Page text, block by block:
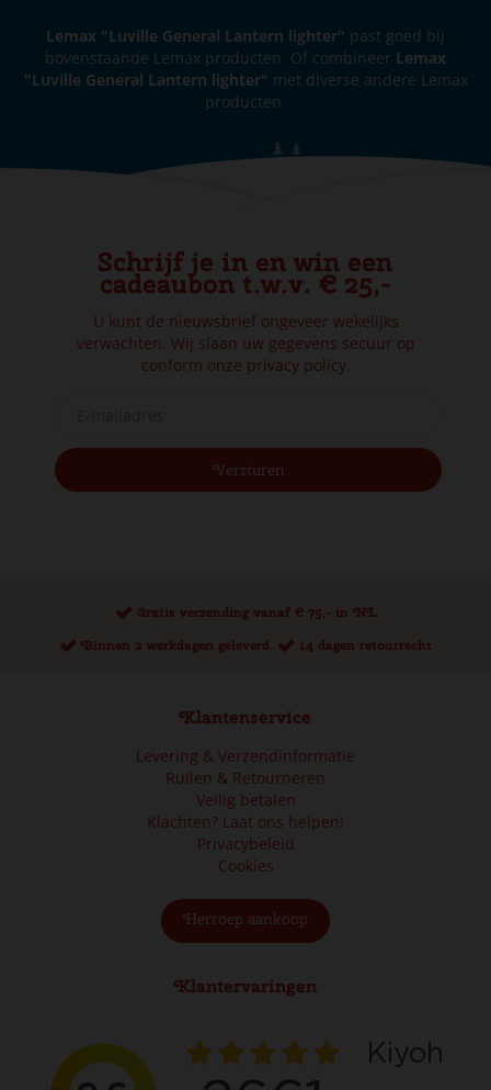
Lemax "Luville General Lantern lighter" past goed bij
bovenstaande Lemax producten. Of combineer Lemax
"Luville General Lantern lighter" met diverse andere Lemax
producten.
Schrijf je in en win een
cadeaubon t.w.v. € 25,-
U kunt de nieuwsbrief ongeveer wekelijks
verwachten. Wij slaan uw gegevens secuur op
conform onze privacy policy.
Gratis verzending vanaf € 75,- in NL
Binnen 2 werkdagen geleverd.
14 dagen retourrecht
Klantenservice
Levering & Verzendinformatie
Ruilen & Retourneren
Veilig betalen
Klachten? Laat ons helpen!
Privacybeleid
Cookies
Herroep aankoop
Klantervaringen